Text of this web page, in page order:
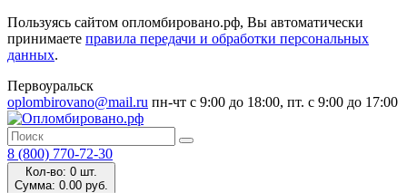
Пользуясь сайтом опломбировано.рф, Вы автоматически
принимаете правила передачи и обработки персональных
данных.
Первоуральск
oplombirovano@mail.ru пн-чт с 9:00 до 18:00, пт. с 9:00 до 17:00
8 (800) 770-72-30
Кол-во: 0 шт.
Cумма: 0.00 руб.